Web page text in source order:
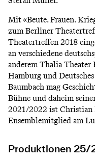
Mit «Beute. Frauen.
zum Berliner
Theatertreffen 2018
an verschiedene
anderem Thalia Theater
Hamburg und
Baumbach mag
Bühne und daheim
2021/2022 ist Christian
Ensemblemitglied am
Produktionen 25/